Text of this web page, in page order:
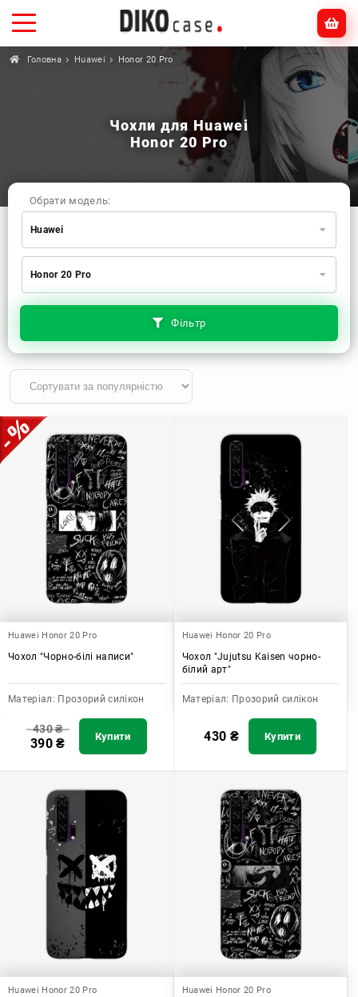
Головна Huawei Honor 20 Pro
Чохли для Huawei
Honor 20 Pro
Фільтр
Обрати модель:
Huawei
Xiaomi
Apple
Huawei
Realme
TECNO
ZTE
OnePlus
Motorola
Honor 20 Pro
Huawei Honor 20 Pro
Чохол "Чорно-білі написи"
Матеріал: Прозорий силікон
430₴
390₴ Купити
Huawei Honor 20 Pro
Чохол "Jujutsu Kaisen чорно-
білий арт"
Матеріал: Прозорий силікон
430 ₴ Купити
Huawei Honor 20 Pro Huawei Honor 20 Pro